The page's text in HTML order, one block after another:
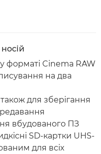
форматі Cinema RAW
на два
для зберігання
вбудованого ПЗ
SD-картки UHS-
для всіх